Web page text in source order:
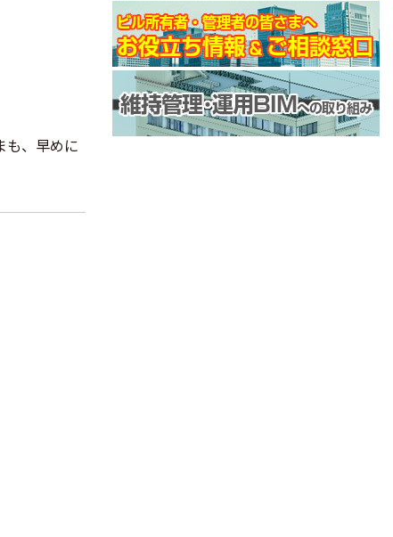
も、早めに